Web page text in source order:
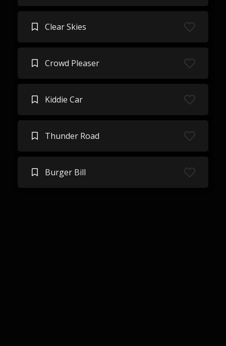
Clear Skies
Crowd Pleaser
Kiddie Car
Thunder Road
Burger Bill